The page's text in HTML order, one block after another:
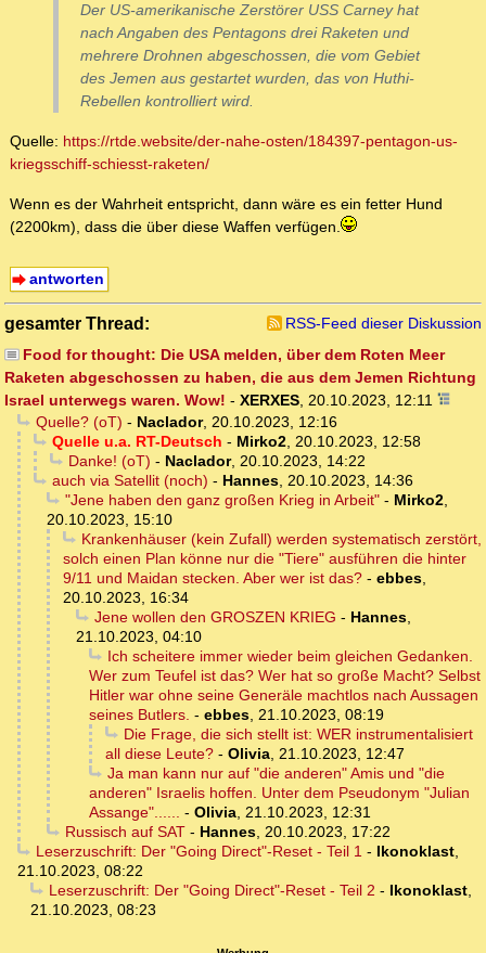
Der US-amerikanische Zerstörer USS Carney hat
nach Angaben des Pentagons drei Raketen und
mehrere Drohnen abgeschossen, die vom Gebiet
des Jemen aus gestartet wurden, das von Huthi-
Rebellen kontrolliert wird.
Quelle: https://rtde.website/der-nahe-osten/184397-pentagon-us-
kriegsschiff-schiesst-raketen/
Wenn es der Wahrheit entspricht, dann wäre es ein fetter Hund
(2200km), dass die über diese Waffen verfügen.
antworten
gesamter Thread:
RSS-Feed dieser Diskussion
Food for thought: Die USA melden, über dem Roten Meer
Raketen abgeschossen zu haben, die aus dem Jemen Richtung
Israel unterwegs waren. Wow! - XERXES, 20.10.2023, 12:11
Quelle? (oT) - Naclador, 20.10.2023, 12:16
Quelle u.a. RT-Deutsch - Mirko2, 20.10.2023, 12:58
Danke! (oT) - Naclador, 20.10.2023, 14:22
auch via Satellit (noch) - Hannes, 20.10.2023, 14:36
"Jene haben den ganz großen Krieg in Arbeit"- Mirko2,
20.10.2023, 15:10
Krankenhäuser (kein Zufall) werden systematisch zerstört,
solch einen Plan könne nur die "Tiere" ausführen die hinter
9/11 und Maidan stecken. Aber wer ist das? - ebbes,
20.10.2023, 16:34
Jene wollen den GROSZEN KRIEG - Hannes,
21.10.2023, 04:10
Ich scheitere immer wieder beim gleichen Gedanken.
Wer zum Teufel ist das? Wer hat so große Macht? Selbst
Hitler war ohne seine Generäle machtlos nach Aussagen
seines Butlers. - ebbes, 21.10.2023, 08:19
Die Frage, die sich stellt ist: WER instrumentalisiert
all diese Leute? - Olivia, 21.10.2023, 12:47
Ja man kann nur auf "die anderen" Amis und "die
anderen" Israelis hoffen. Unter dem Pseudonym "Julian
Assange"...... - Olivia, 21.10.2023, 12:31
Russisch auf SAT- Hannes, 20.10.2023, 17:22
Leserzuschrift: Der "Going Direct"-Reset - Teil 1- Ikonoklast,
21.10.2023, 08:22
Leserzuschrift: Der "Going Direct"-Reset - Teil 2 - Ikonoklast,
21.10.2023, 08:23